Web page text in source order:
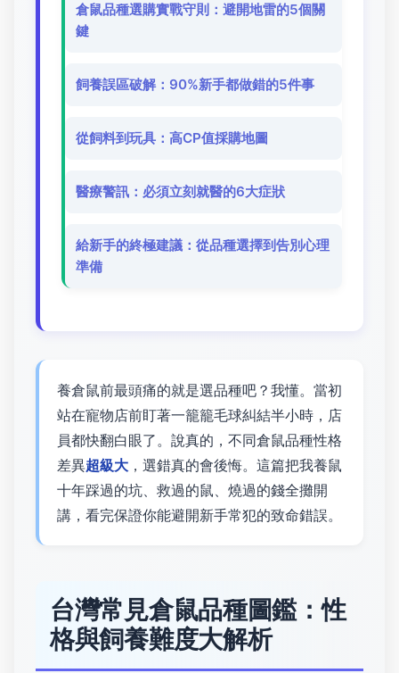
倉鼠品種選購實戰守則：避開地雷的5個關
鍵
飼養誤區破解：90%新手都做錯的5件事
從飼料到玩具：高CP值採購地圖
醫療警訊：必須立刻就醫的6大症狀
給新手的終極建議：從品種選擇到告別心理
準備
養倉鼠前最頭痛的就是選品種吧？我懂。當初
站在寵物店前盯著一籠籠毛球糾結半小時，店
員都快翻白眼了。說真的，不同倉鼠品種性格
差異超級大 ，選錯真的會後悔。這篇把我養鼠
十年踩過的坑、救過的鼠、燒過的錢全攤開
講，看完保證你能避開新手常犯的致命錯誤。
台灣常見倉鼠品種圖鑑：性
格與飼養難度大解析